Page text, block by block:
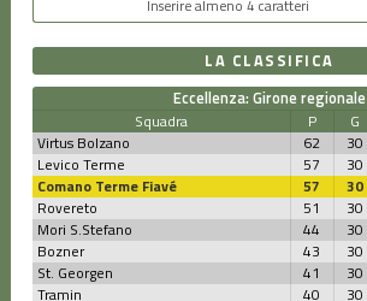
LA CLASSIFICA
Eccellenza: Girone regionale
Squadra P G
Virtus Bolzano
62 30
Levico Terme
57 30
Comano Terme Fiavé
57 30
Rovereto
51 30
Mori S.Stefano
44 30
Bozner
43 30
St. Georgen
41 30
Tramin
40 30